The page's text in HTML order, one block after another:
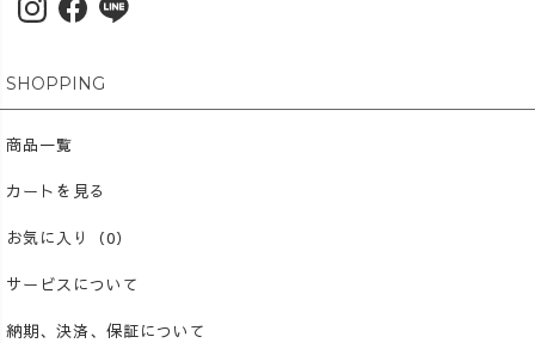
SHOPPING
商品一覧
カートを見る
お気に入り（0）
サービスについて
納期、決済、保証について